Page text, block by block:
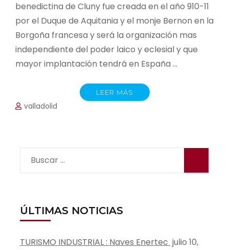
benedictina de Cluny fue creada en el año 910-11
por el Duque de Aquitania y el monje Bernon en la
Borgoña francesa y será la organización mas
independiente del poder laico y eclesial y que
mayor implantación tendrá en España …
LEER MÁS
valladolid
Buscar:
ÚLTIMAS NOTICIAS
TURISMO INDUSTRIAL : Naves Enertec julio 10,